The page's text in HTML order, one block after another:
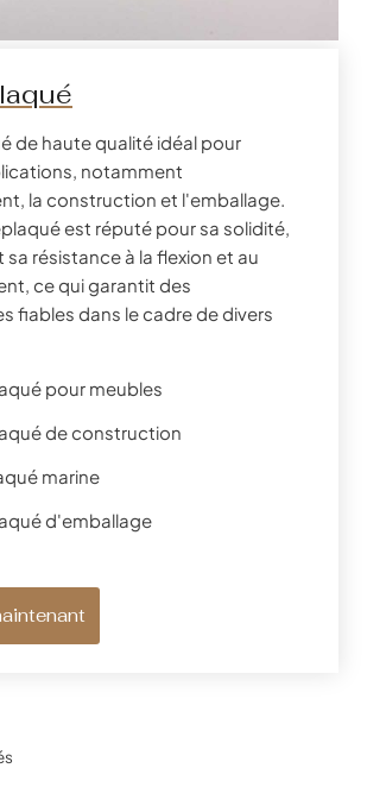
de haute qualité idéal pour
notamment
la construction et l'emballage.
est réputé pour sa solidité,
sa résistance à la flexion et au
ce qui garantit des
fiables dans le cadre de divers
pour meubles
de construction
marine
d'emballage